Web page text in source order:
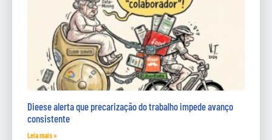
Dieese alerta que precarização do trabalho impede avanço
consistente
Leia mais »